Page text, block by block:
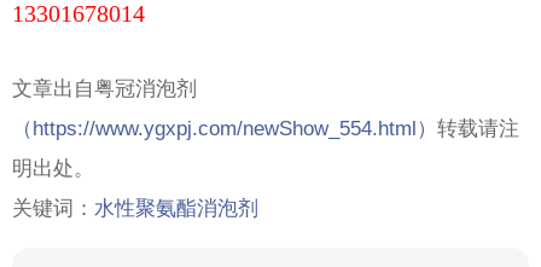
13301678014
文章出自粤冠消泡剂
（https://www.ygxpj.com/newShow_554.html） 转载请注
明出处。
关键词： 水性聚氨酯消泡剂